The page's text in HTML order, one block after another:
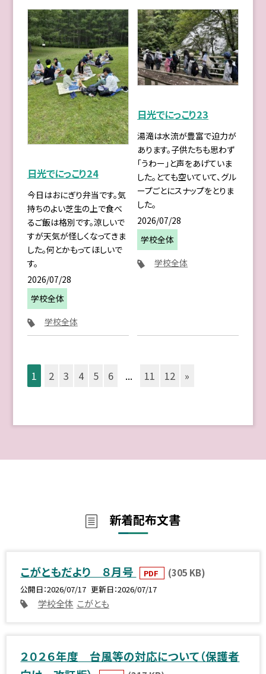
日光でにっこり24
今日はおにぎり弁当です。気
持ちのよい芝生の上で食べ
るご飯は格別です。涼しいで
すが天気が怪しくなってきま
した。何とかもってほしいで
す。
2026/07/28
学校全体
学校全体
日光でにっこり23
湯滝は水流が豊富で迫力が
あります。子供たちも思わず
「うわー」と声をあげていま
した。とても空いていて、グル
ープごとにスナップをとりま
した。
2026/07/28
学校全体
学校全体
1 2 3 4 5 6 ... 11 12 »
新着配布文書
こがともだより ８月号 PDF (305 KB)
公開日 2026/07/17 更新日 2026/07/17
学校全体 こがとも
２０２６年度 台風等の対応について（保護者